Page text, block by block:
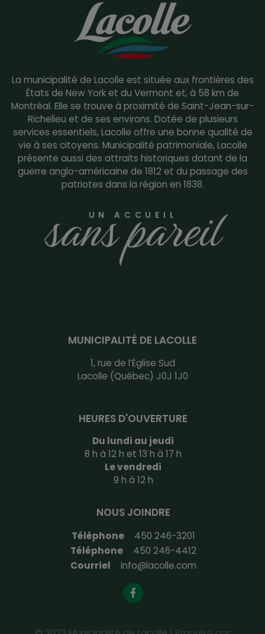
La municipalité de Lacolle est située aux frontières des
États de New York et du Vermont et, à 58 km de
Montréal. Elle se trouve à proximité de Saint-Jean-sur-
Richelieu et de ses environs. Dotée de plusieurs
services essentiels, Lacolle offre une bonne qualité de
vie à ses citoyens. Municipalité patrimoniale, Lacolle
présente aussi des attraits historiques datant de la
guerre anglo-américaine de 1812 et du passage des
patriotes dans la région en 1838.
UN ACCUEIL
sans pareil
MUNICIPALITÉ DE LACOLLE
1, rue de l’Église Sud
Lacolle (Québec) J0J 1J0
HEURES D'OUVERTURE
Du lundi au jeudi
8 h à 12 h et 13 h à 17 h
Le vendredi
9 h à 12 h
NOUS JOINDRE
Téléphone
450 246-3201
Téléphone
450 246-4412
Courriel
info@lacolle.com